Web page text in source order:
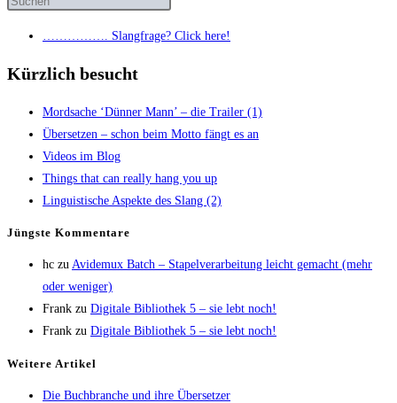
……………. Slang­fra­ge? Click here!
Kürzlich besucht
Mord­sa­che ‘Dün­ner Mann’ – die Trai­ler (1)
Über­set­zen – schon beim Mot­to fängt es an
Vide­os im Blog
Things that can real­ly hang you up
Lin­gu­is­ti­sche Aspek­te des Slang (2)
Jüngs­te Kommentare
hc zu Avi­de­mux Batch – Sta­pel­ver­ar­bei­tung leicht gemacht (mehr
oder weniger)
Frank zu Digi­ta­le Biblio­thek 5 – sie lebt noch!
Frank zu Digi­ta­le Biblio­thek 5 – sie lebt noch!
Wei­te­re Artikel
Die Buch­bran­che und ihre Übersetzer